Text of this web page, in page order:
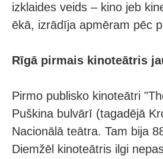
izklaides veids – kino jeb
ēkā, izrādīja apmēram pēc
Rīgā pirmais kinoteātris
Pirmo publisko kinoteātri
Puškina bulvārī (tagadējā
Nacionālā teātra. Tam bija
Diemžēl kinoteātris ilgi